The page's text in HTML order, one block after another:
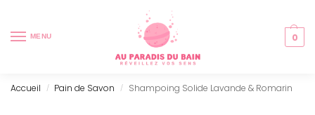
MENU 0
Accueil / Pain de Savon / Shampoing Solide Lavande & Romarin